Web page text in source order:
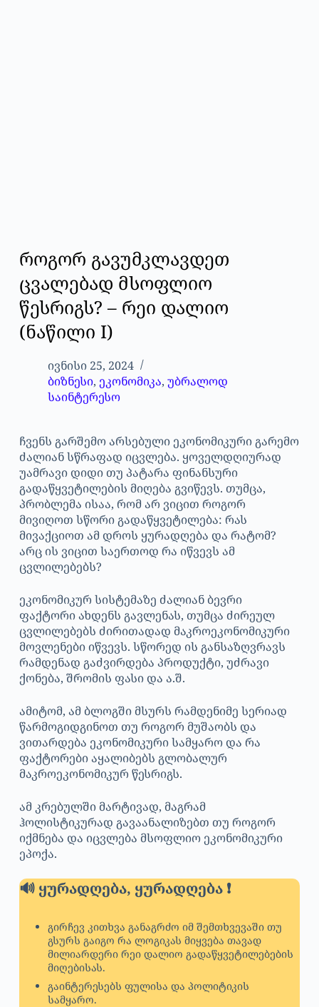
როგორ გავუმკლავდეთ
ცვალებად მსოფლიო
წესრიგს? – რეი დალიო
(ნაწილი I)
ივნისი 25, 2024
ბიზნესი, ეკონომიკა, უბრალოდ
საინტერესო
ჩვენს გარშემო არსებული ეკონომიკური გარემო
ძალიან სწრაფად იცვლება. ყოველდღიურად
უამრავი დიდი თუ პატარა ფინანსური
გადაწყვეტილების მიღება გვიწევს. თუმცა,
პრობლემა ისაა, რომ არ ვიცით როგორ
მივიღოთ სწორი გადაწყვეტილება: რას
მივაქციოთ ამ დროს ყურადღება და რატომ?
არც ის ვიცით საერთოდ რა იწვევს ამ
ცვლილებებს?
ეკონომიკურ სისტემაზე ძალიან ბევრი
ფაქტორი ახდენს გავლენას, თუმცა ძირეულ
ცვლილებებს ძირითადად მაკროეკონომიკური
მოვლენები იწვევს. სწორედ ის განსაზღვრავს
რამდენად გაძვირდება პროდუქტი, უძრავი
ქონება, შრომის ფასი და ა.შ.
ამიტომ, ამ ბლოგში მსურს რამდენიმე სერიად
წარმოგიდგინოთ თუ როგორ მუშაობს და
ვითარდება ეკონომიკური სამყარო და რა
ფაქტორები აყალიბებს გლობალურ
მაკროეკონომიკურ წესრიგს.
ამ კრებულში მარტივად, მაგრამ
ჰოლისტიკურად გავაანალიზებთ თუ როგორ
იქმნება და იცვლება მსოფლიო ეკონომიკური
ეპოქა.
🔊 ყურადღება, ყურადღება ❗
გირჩევ კითხვა განაგრძო იმ შემთხვევაში თუ
გსურს გაიგო რა ლოგიკას მიყვება თავად
მილიარდერი რეი დალიო გადაწყვეტილებების
მიღებისას.
გაინტერესებს ფულისა და პოლიტიკის
სამყარო.